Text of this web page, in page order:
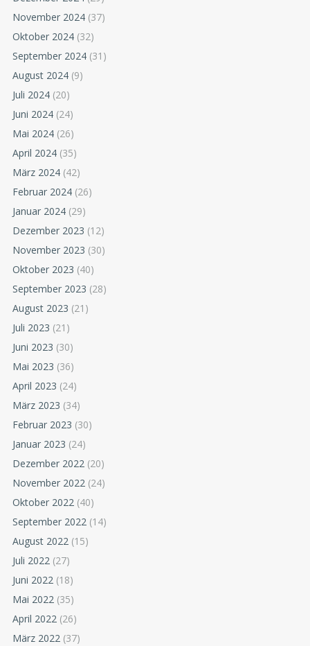
November 2024 (37)
Oktober 2024 (32)
September 2024 (31)
August 2024 (9)
Juli 2024 (20)
Juni 2024 (24)
Mai 2024 (26)
April 2024 (35)
März 2024 (42)
Februar 2024 (26)
Januar 2024 (29)
Dezember 2023 (12)
November 2023 (30)
Oktober 2023 (40)
September 2023 (28)
August 2023 (21)
Juli 2023 (21)
Juni 2023 (30)
Mai 2023 (36)
April 2023 (24)
März 2023 (34)
Februar 2023 (30)
Januar 2023 (24)
Dezember 2022 (20)
November 2022 (24)
Oktober 2022 (40)
September 2022 (14)
August 2022 (15)
Juli 2022 (27)
Juni 2022 (18)
Mai 2022 (35)
April 2022 (26)
März 2022 (37)